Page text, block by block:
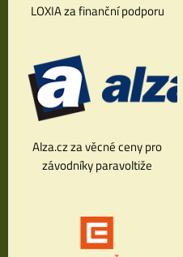
LOXIA za finanční podporu
Alza.cz za věcné ceny pro
závodníky paravoltiže